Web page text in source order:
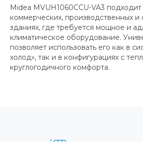
Midea MVUH1060CCU-VA3
коммерческих, производственных
зданиях, где требуется мощное и
климатическое оборудование.
позволяет использовать его как в
холод», так и в конфигурациях с
круглогодичного комфорта.